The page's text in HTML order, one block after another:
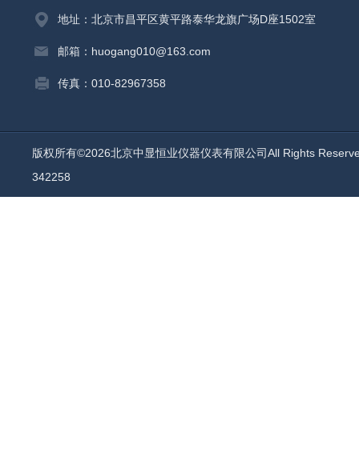
地址：北京市昌平区黄平路泰华龙旗广场D座1502室
邮箱：huogang010@163.com
传真：010-82967358
版权所有©2026北京中显恒业仪器仪表有限公司All Rights
342258